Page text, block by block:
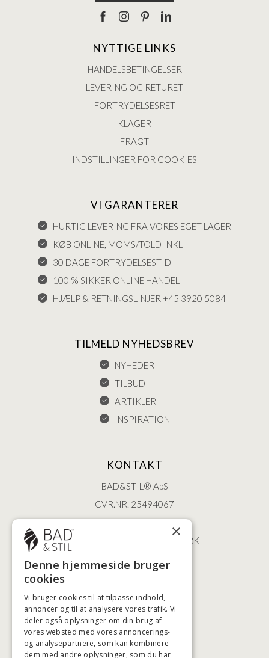
NYTTIGE LINKS
HANDELSBETINGELSER
LEVERING OG RETURET
FORTRYDELSESRET
KLAGER
FRAGT
INDSTILLINGER FOR COOKIES
VI GARANTERER
HURTIG LEVERING FRA VORES EGET LAGER
KØB ONLINE, MOMS/TOLD INKL
30 DAGE FORTRYDELSESTID
100 % SIKKER ONLINE HANDEL
HJÆLP & RETNINGSLINJER +45 3920 5084
TILMELD NYHEDSBREV
NYHEDER
TILBUD
ARTIKLER
INSPIRATION
KONTAKT
BAD&STIL® ApS
CVR.NR. 25494067
ØSTERBROGADE 202
2100 KØBENHAVN • DANMARK
+45 3920 5084
HØJESTE KREDITVÆRDIGHED
×
Denne hjemmeside bruger
cookies
Vi bruger cookies til at tilpasse indhold,
annoncer og til at analysere vores trafik. Vi
deler også oplysninger om din brug af
vores websted med vores annoncerings-
og analysepartnere, som kan kombinere
dem med andre oplysninger, som du har